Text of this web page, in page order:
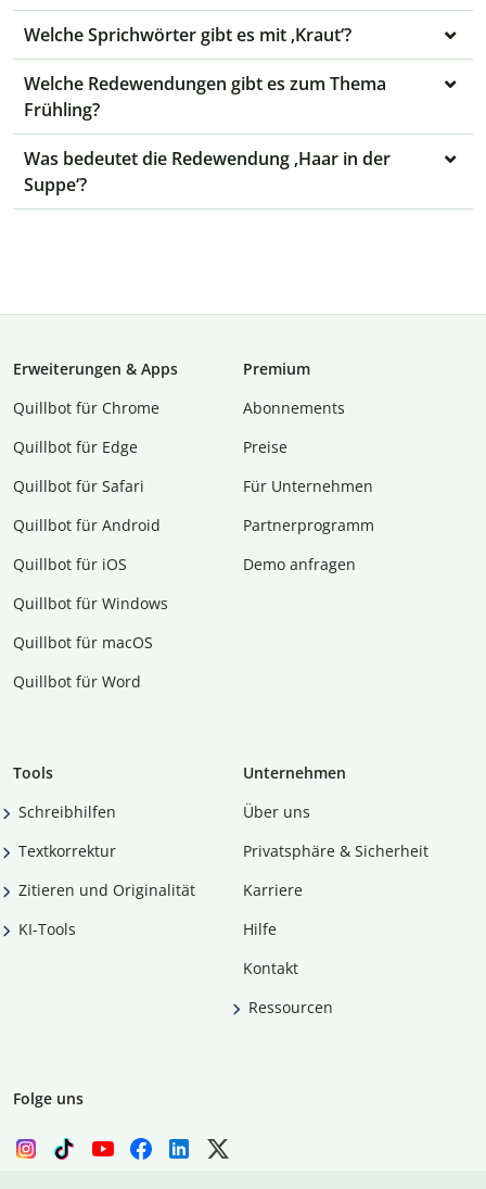
Welche Sprichwörter gibt es mit ‚Kraut‘?
Welche Redewendungen gibt es zum Thema
Frühling?
Was bedeutet die Redewendung ‚Haar in der
Suppe‘?
Erweiterungen & Apps
Quillbot für Chrome
Quillbot für Edge
Quillbot für Safari
Quillbot für Android
Quillbot für iOS
Quillbot für Windows
Quillbot für macOS
Quillbot für Word
Premium
Abon­ne­ments
Preise
Für Unternehmen
Partnerprogramm
Demo anfragen
Tools
Schreibhilfen
Textkorrektur
Zitieren und Originalität
KI-Tools
Unternehmen
Über uns
Privatsphäre & Sicherheit
Karriere
Hilfe
Kontakt
Ressourcen
Folge uns